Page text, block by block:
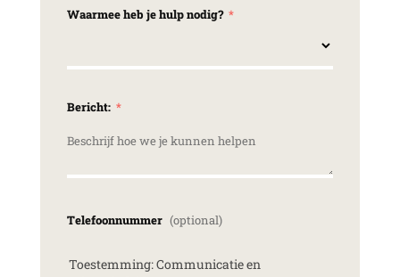
Waarmee heb je hulp nodig?
Bericht:
Telefoonnummer
Toestemming: Communicatie en